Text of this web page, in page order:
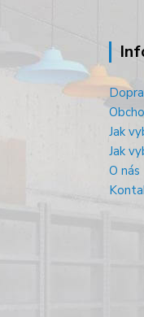
Jak
Jak
O nás